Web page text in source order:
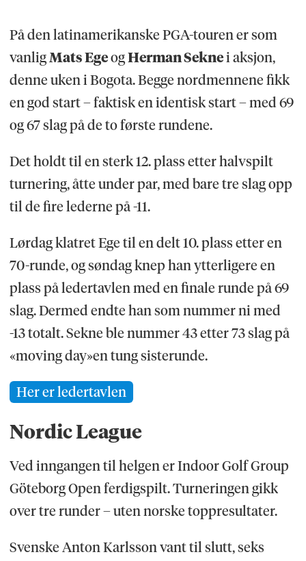
På den latinamerikanske PGA-touren er som
vanlig Mats EgeogHerman Seknei aksjon,
denne uken i Bogota. Begge nordmennene fikk
en god start – faktisk en identisk start – med 69
og 67 slag på de to første rundene.
Det holdt til en sterk 12. plass etter halvspilt
turnering, åtte under par, med bare tre slag opp
til de fire lederne på -11.
Lørdag klatret Ege til en delt 10. plass etter en
70-runde, og søndag knep han ytterligere en
plass på ledertavlen med en finale runde på 69
slag. Dermed endte han som nummer ni med
-13 totalt. Sekne ble nummer 43 etter 73 slag på
«moving day»en tung sisterunde.
Her er ledertavlen
Nordic League
Ved inngangen til helgen er Indoor Golf Group
Göteborg Open ferdigspilt. Turneringen gikk
over tre runder – uten norske toppresultater.
Svenske Anton Karlsson vant til slutt, seks